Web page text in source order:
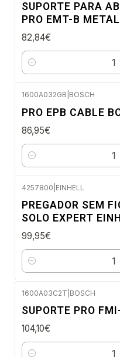
SUPORTE PARA
PRO EMT-B
82,84€
Quantidade
1600A032GB BOSCH
PRO EPB CABLE
86,95€
Quantidade
4257800 EINHELL
PREGADOR SEM
SOLO EXPERT
99,95€
Quantidade
1600A03C2T BOSCH
SUPORTE PRO
104,10€